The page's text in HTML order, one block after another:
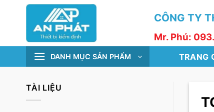
CÔNG TY
Mr. Phú:
DANH MỤC SẢN PHẨM TRANG
TÀI LIỆU